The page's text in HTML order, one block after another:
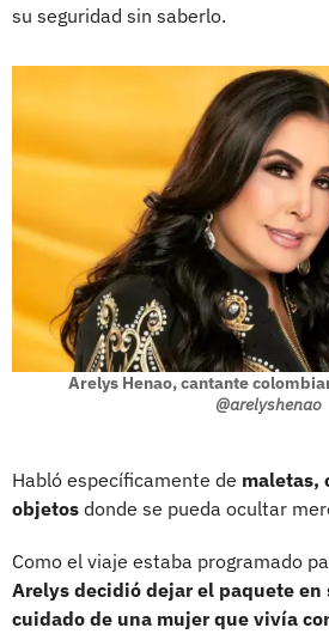
su seguridad sin saberlo.
Arelys Henao, cantante
@arelyshenao
Habló específicamente de maletas,
objetos donde se pueda ocultar
Como el viaje estaba programado
Arelys decidió dejar el paquete en
cuidado de una mujer que vivía